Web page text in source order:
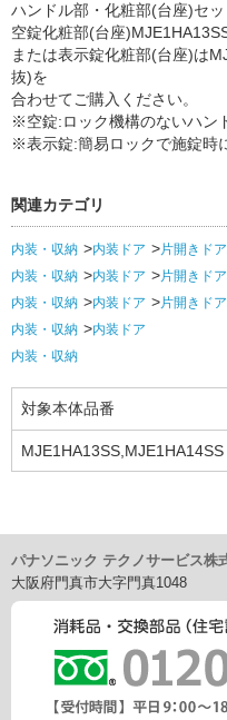
ハンドル部・化粧部(台座)セ
空錠化粧部(台座
または表示錠化粧部(台座)は
抜)を
合わせてご購入ください。
※空錠:ロック機構のないハン
※表示錠:簡易ロックで施錠時
関連カテゴリ
内装・収納 内装ドア 片開きド
内装・収納
内装ドア 片開きド
内装・収納
内装ドア
片開きド
内装・収納
内装ドア
内装・収納
対象本体品番
MJE1HA13SS,MJE1HA14SS
パナソニック テクノサービス株
大阪府門真市大字門真1048